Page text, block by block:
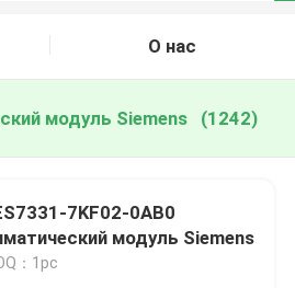
О нас
модуль Siemens (1242)
7KF02-0AB0
модуль Siemens
：1pc